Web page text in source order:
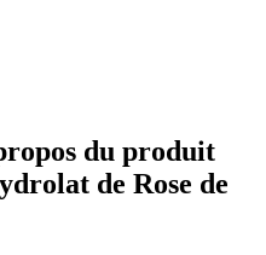
du produit
de Rose de